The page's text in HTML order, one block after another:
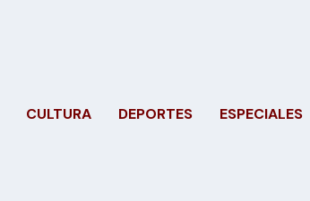
CULTURA DEPORTES ESPECIALES